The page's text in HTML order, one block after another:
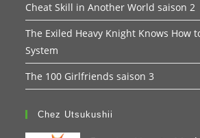
Cheat Skill in Another World saison 2
The Exiled Heavy Knight Knows How
System
The 100 Girlfriends saison 3
Chez Utsukushii